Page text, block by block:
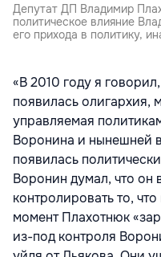
Депутат ДП Владимир
политическое влияние
его прихода в политику,
«В 2010 году я
появилась олигархия,
управляемая
Воронина и нынешней
появилась
Воронин думал, что он
контролировать то,
момент Плахотнюк
из-под контроля